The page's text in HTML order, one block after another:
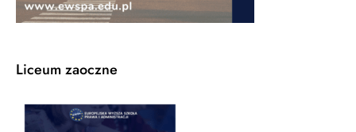
Liceum zaoczne